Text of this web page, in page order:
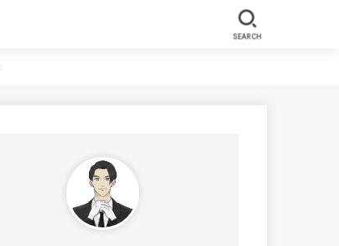
SEARCH